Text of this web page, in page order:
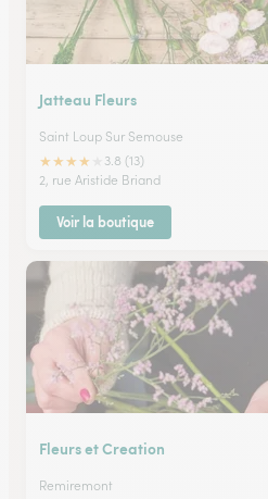
Jatteau Fleurs
Saint Loup Sur Semouse
★★★★
3.8 (13)
2, rue Aristide Briand
Voir la boutique
Fleurs et Creation
Remiremont